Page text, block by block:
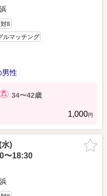
8
ルマッチング
男性
34〜42歳
1,000円
水)
〜18:30